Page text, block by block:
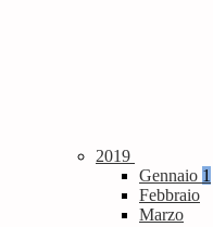
2019
Gennaio 1
Febbraio
Marzo